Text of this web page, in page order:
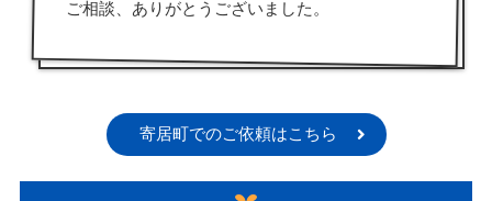
ご相談、ありがとうございました。
寄居町でのご依頼はこちら